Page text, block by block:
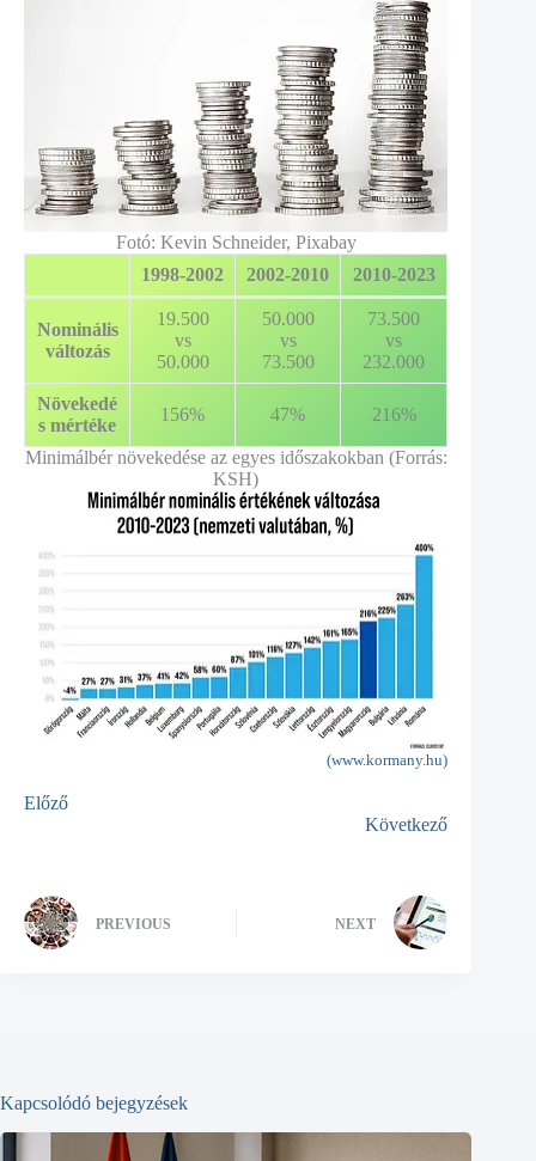
Fotó: Kevin Schneider, Pixabay
1998-2002
2002-2010 2010-2023
Nominális
változás
19.500
vs
50.000
50.000
vs
73.500
73.500
vs
232.000
Növekedé
s mértéke
156% 47% 216%
Minimálbér növekedése az egyes időszakokban (Forrás:
KSH)
(www.kormany.hu)
Előző
Következő
PREVIOUS NEXT
Kapcsolódó bejegyzések